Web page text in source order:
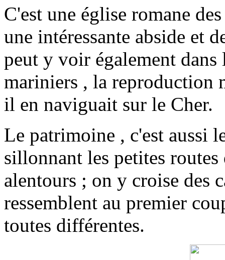
C'est une église romane
une intéressante abside et
peut y voir également
mariniers , la reproduction
il en naviguait sur le Cher.
Le patrimoine , c'est aussi
sillonnant les petites
alentours ; on y croise des
ressemblent au premier
toutes différentes.